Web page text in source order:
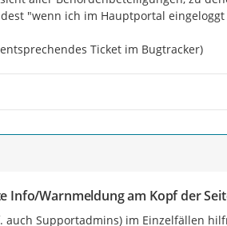
"wenn ich im Hauptportal
Ticket im Bugtracker)
Info/Warnmeldung am Kopf der
auch Supportadmins) im Einzelfällen